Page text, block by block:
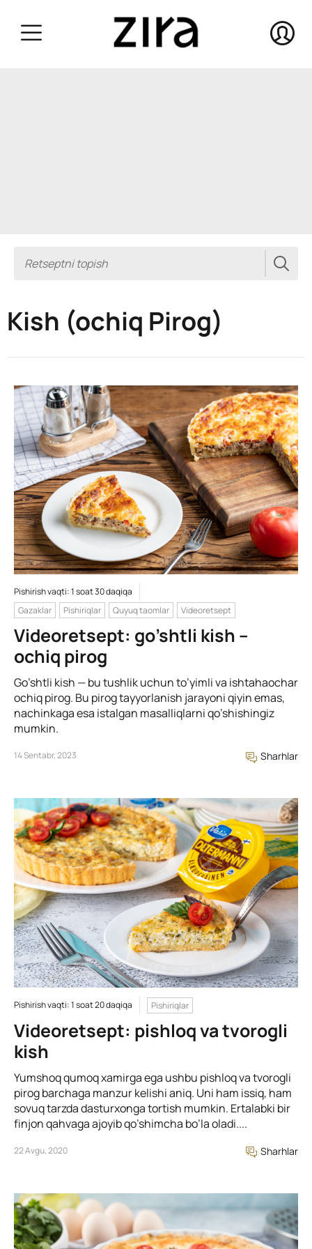
Kish (ochiq Pirog)
Pishirish vaqti: 1 soat 30 daqiqa
Gazaklar
Pishiriqlar Quyuq taomlar Videoretsept
Videoretsept: go’shtli kish –
ochiq pirog
Go’shtli kish — bu tushlik uchun to’yimli va ishtahaochar
ochiq pirog. Bu pirog tayyorlanish jarayoni qiyin emas,
nachinkaga esa istalgan masalliqlarni qo’shishingiz
mumkin.
14 Sentabr, 2023 Sharhlar
Pishirish vaqti: 1 soat 20 daqiqa Pishiriqlar
Videoretsept: pishloq va tvorogli
kish
Yumshoq qumoq xamirga ega ushbu pishloq va tvorogli
pirog barchaga manzur kelishi aniq. Uni ham issiq, ham
sovuq tarzda dasturxonga tortish mumkin. Ertalabki bir
finjon qahvaga ajoyib qo’shimcha bo’la oladi....
22 Avgu, 2020 Sharhlar